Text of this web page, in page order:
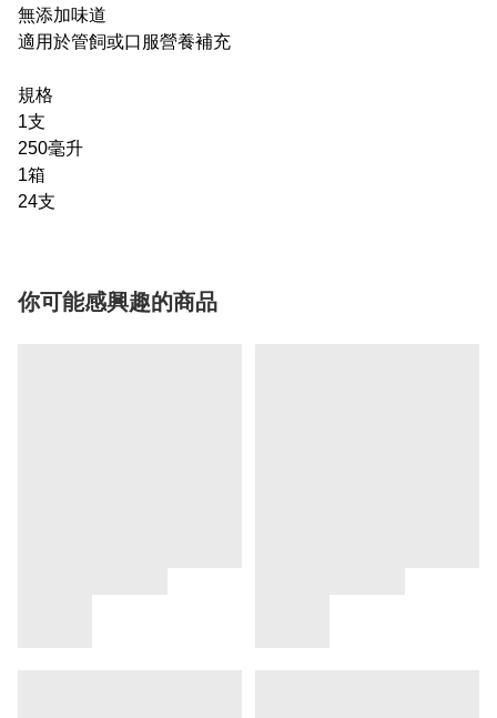
無添加味道
適用於管飼或口服營養補充
規格
1支
250毫升
1箱
24支
你可能感興趣的商品